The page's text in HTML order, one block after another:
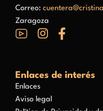
Correo:
Zaragoza
Enlaces de interés
Enlaces
Aviso legal